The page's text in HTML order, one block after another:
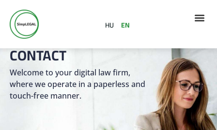
HU EN
CONTACT
Welcome to your digital law firm,
where we operate in a paperless and
touch-free manner.